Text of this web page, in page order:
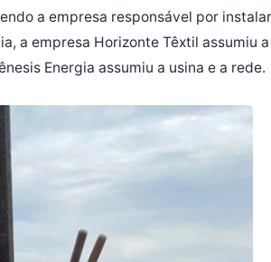
a empresa responsável por instalar
a empresa Horizonte Têxtil assumiu a
Energia assumiu a usina e a rede.